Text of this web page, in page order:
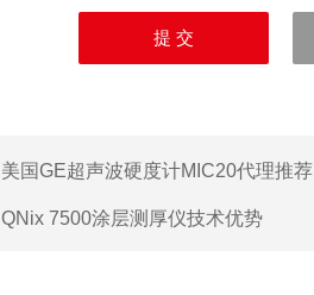
美国GE超声波硬度计MIC20代理推荐
QNix 7500涂层测厚仪技术优势